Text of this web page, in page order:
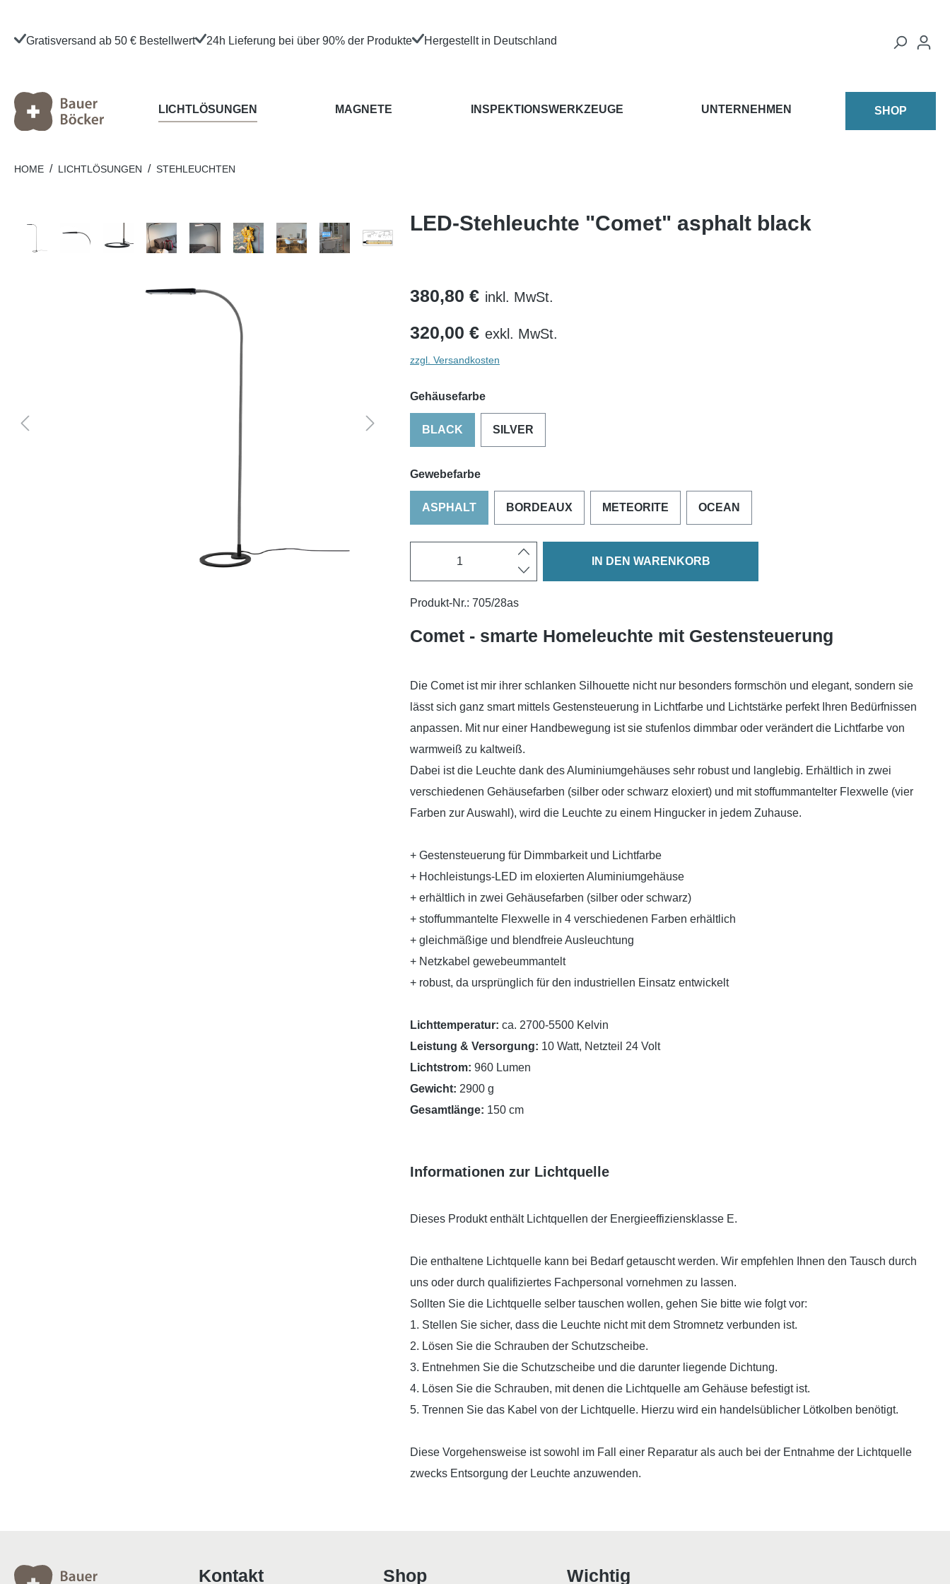
Gratisversand ab 50 € Bestellwert 24h Lieferung bei über 90% der Produkte Hergestellt in Deutschland
SHOP
LICHTLÖSUNGEN MAGNETE INSPEKTIONSWERKZEUGE UNTERNEHMEN
HOME / LICHTLÖSUNGEN / STEHLEUCHTEN
LED-Stehleuchte "Comet" asphalt black
380,80 € inkl. MwSt.
320,00 € exkl. MwSt.
zzgl. Versandkosten
Gehäusefarbe
BLACK SILVER
Gewebefarbe
ASPHALT BORDEAUX METEORITE OCEAN
IN DEN WARENKORB
Produkt-Nr.: 705/28as
Comet - smarte Homeleuchte mit Gestensteuerung
Die Comet ist mir ihrer schlanken Silhouette nicht nur besonders formschön und elegant, sondern sie
lässt sich ganz smart mittels Gestensteuerung in Lichtfarbe und Lichtstärke perfekt Ihren Bedürfnissen
anpassen. Mit nur einer Handbewegung ist sie stufenlos dimmbar oder verändert die Lichtfarbe von
warmweiß zu kaltweiß.
Dabei ist die Leuchte dank des Aluminiumgehäuses sehr robust und langlebig. Erhältlich in zwei
verschiedenen Gehäusefarben (silber oder schwarz eloxiert) und mit stoffummantelter Flexwelle (vier
Farben zur Auswahl), wird die Leuchte zu einem Hingucker in jedem Zuhause.
+ Gestensteuerung für Dimmbarkeit und Lichtfarbe
+ Hochleistungs-LED im eloxierten Aluminiumgehäuse
+ erhältlich in zwei Gehäusefarben (silber oder schwarz)
+ stoffummantelte Flexwelle in 4 verschiedenen Farben erhältlich
+ gleichmäßige und blendfreie Ausleuchtung
+ Netzkabel gewebeummantelt
+ robust, da ursprünglich für den industriellen Einsatz entwickelt
Lichttemperatur: ca. 2700-5500 Kelvin
Leistung & Versorgung: 10 Watt, Netzteil 24 Volt
Lichtstrom: 960 Lumen
Gewicht: 2900 g
Gesamtlänge: 150 cm
Informationen zur Lichtquelle
Dieses Produkt enthält Lichtquellen der Energieeffiziensklasse E.
Die enthaltene Lichtquelle kann bei Bedarf getauscht werden. Wir empfehlen Ihnen den Tausch durch
uns oder durch qualifiziertes Fachpersonal vornehmen zu lassen.
Sollten Sie die Lichtquelle selber tauschen wollen, gehen Sie bitte wie folgt vor:
1. Stellen Sie sicher, dass die Leuchte nicht mit dem Stromnetz verbunden ist.
2. Lösen Sie die Schrauben der Schutzscheibe.
3. Entnehmen Sie die Schutzscheibe und die darunter liegende Dichtung.
4. Lösen Sie die Schrauben, mit denen die Lichtquelle am Gehäuse befestigt ist.
5. Trennen Sie das Kabel von der Lichtquelle. Hierzu wird ein handelsüblicher Lötkolben benötigt.
Diese Vorgehensweise ist sowohl im Fall einer Reparatur als auch bei der Entnahme der Lichtquelle
zwecks Entsorgung der Leuchte anzuwenden.
Kontakt Shop Wichtig